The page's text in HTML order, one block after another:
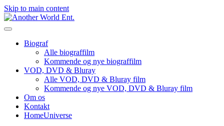
Skip to main content
Biograf
Alle biograffilm
Kommende og nye biograffilm
VOD, DVD & Bluray
Alle VOD, DVD & Bluray film
Kommende og nye VOD, DVD & Bluray film
Om os
Kontakt
HomeUniverse